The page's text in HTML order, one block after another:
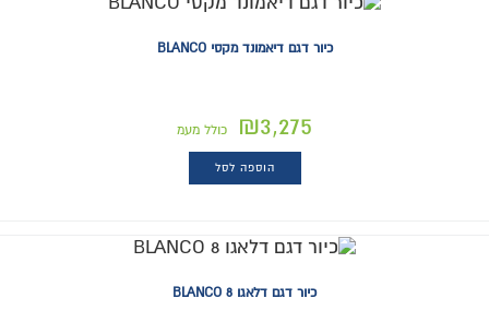
כיור דגם דיאמונד מקסי BLANCO
₪3,275 כולל מעמ
הוספה לסל
כיור דגם דלאגו BLANCO 8